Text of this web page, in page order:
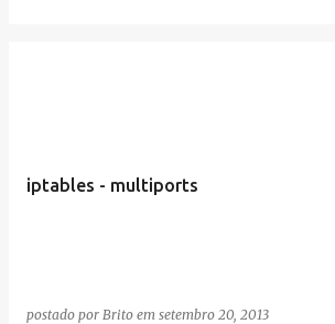
iptables - multiports
postado por Brito em setembro 20, 2013